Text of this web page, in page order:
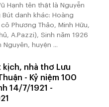
Hạnh tên thật là Nguyễn
Bút danh khác: Hoàng
cô Phương Thảo, Minh Hữu,
A.Pazzi), Sinh năm 1926
Nguyên, huyện ...
kịch, nhà thơ Lưu
- Kỷ niệm 100
14/7/1921 -